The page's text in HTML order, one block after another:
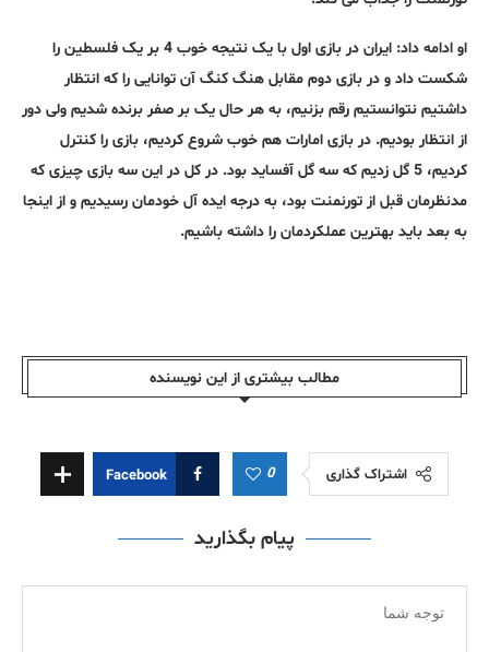
او ادامه داد: ایران در بازی اول با یک نتیجه خوب 4 بر یک فلسطین را
شکست داد و در بازی دوم مقابل هنگ کنگ آن توانایی را که انتظار
داشتیم نتوانستیم رقم بزنیم، به هر حال یک بر صفر برنده شدیم ولی دور
از انتظار بودیم. در بازی امارات هم خوب شروع کردیم، بازی را کنترل
کردیم، 5 گل زدیم که سه گل آفساید بود. در کل در این سه بازی چیزی که
مدنظرمان قبل از تورنمنت بود، به درجه ایده آل خودمان رسیدیم و از اینجا
به بعد باید بهترین عملکردمان را داشته باشیم.
مطالب بیشتری از این نویسندە
اشتراک گذاری 0
Facebook
پیام بگذارید